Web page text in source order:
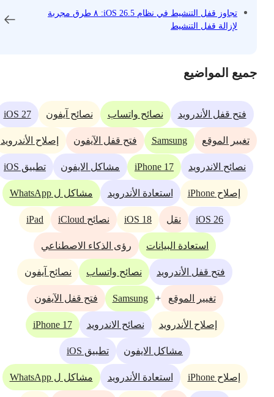
تجاوز قفل التنشيط في نظام iOS 26.5: ٨ طرق مجربة
لإزالة قفل التنشيط
جميع المواضيع
فتح قفل الأندرويد نصائح واتساب نصائح آيفون iOS 27
تغيير الموقع Samsung فتح قفل الآيفون إصلاح الأندرويد
نصائح الاندرويد iPhone 17 مشاكل الايفون تطبيق iOS
إصلاح iPhone استعادة الأندرويد مشاكل ل WhatsApp
iOS 26 نقل iOS 18 نصائح iCloud iPad
استعادة البيانات رؤى الذكاء الاصطناعي
فتح قفل الأندرويد نصائح واتساب نصائح آيفون
تغيير الموقع +
Samsung فتح قفل الآيفون
إصلاح الأندرويد نصائح الاندرويد iPhone 17
مشاكل الايفون تطبيق iOS
إصلاح iPhone استعادة الأندرويد مشاكل ل WhatsApp